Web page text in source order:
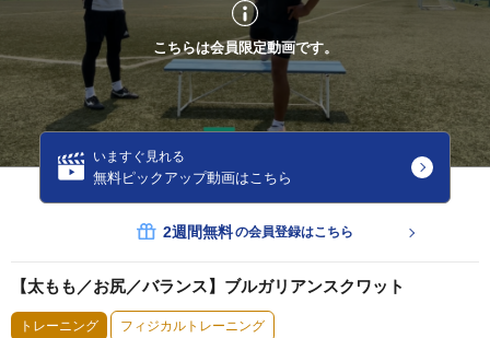
こちらは会員限定動画です。
いますぐ見れる
無料ピックアップ動画はこちら
2週間無料の会員登録はこちら
【太もも／お尻／バランス】ブルガリアンスクワット
トレーニング フィジカルトレーニング